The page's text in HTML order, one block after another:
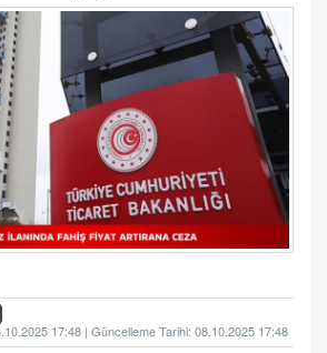
17:48 | Güncelleme Tarihi: 08.10.2025 17:48